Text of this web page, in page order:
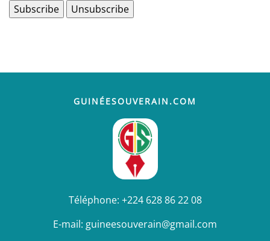
GUINÉESOUVERAIN.COM
Téléphone: +224 628 86 22 08
E-mail: guineesouverain@gmail.com